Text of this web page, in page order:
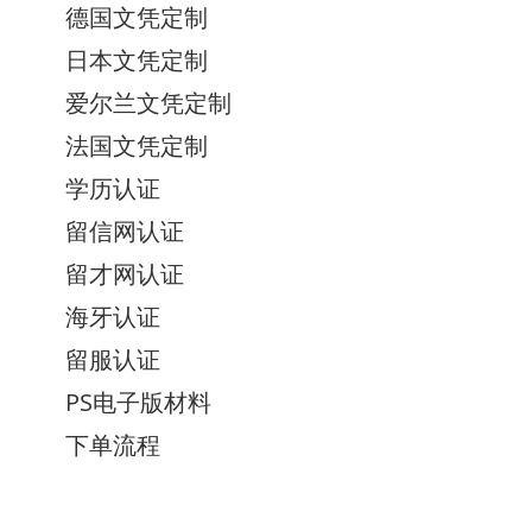
德国文凭定制
日本文凭定制
爱尔兰文凭定制
法国文凭定制
学历认证
留信网认证
留才网认证
海牙认证
留服认证
PS电子版材料
下单流程